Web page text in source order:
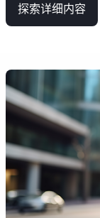
探索详细内容